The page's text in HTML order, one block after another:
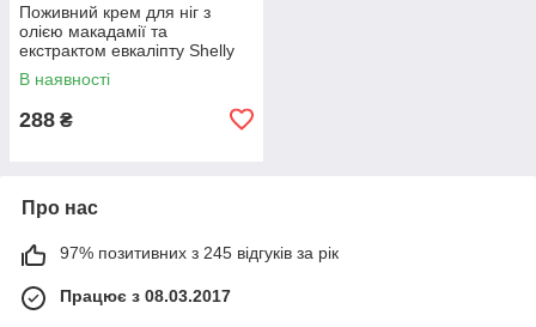
Поживний крем для ніг з
олією макадамії та
екстрактом евкаліпту Shelly
200 мл
В наявності
288 ₴
Про нас
97% позитивних з 245 відгуків за рік
Працює з 08.03.2017